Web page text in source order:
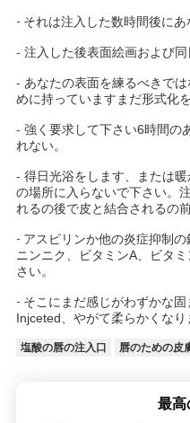
- それは注入した数時間後にあ
- 注入した後表面絵画および同
- あなたの表面を練るべきで
めに持っていますまだ形式化
- 強く要求して下さい6時間の
れない。
- 得日光浴をします、または
の場所に入らないで下さい。
れるの後で皮と結合されるの
- アスピリンか他の炎症抑制の
ニンニク、ビタミンA、ビタ
さい。
- そこにまだ感じがわずかな
Injceted、やがて柔らかくなり
塩酸の唇の注入口 唇のための皮
最高